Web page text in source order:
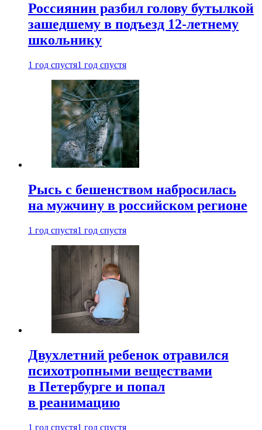
Россиянин разбил голову бутылкой
зашедшему в подъезд 12-летнему
школьнику
1 год спустя1 год спустя
Рысь с бешенством набросилась
на мужчину в российском регионе
1 год спустя1 год спустя
Двухлетний ребенок отравился
психотропными веществами
в Петербурге и попал
в реанимацию
1 год спустя1 год спустя